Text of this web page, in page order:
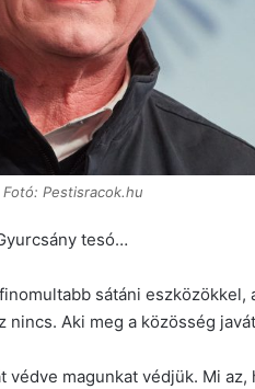
Fotó: Pestisracok.hu
tesó…
sátáni
Aki meg a közösség
magunkat védjük. Mi az,